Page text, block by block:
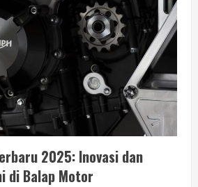
2025: Inovasi dan
di Balap Motor